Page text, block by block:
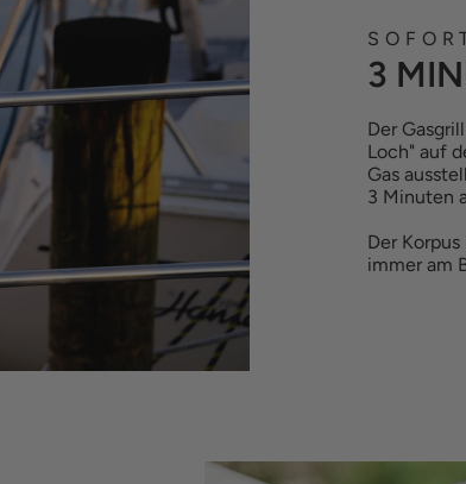
3
Der
Loch" auf
Gas
3 Minuten
Der
immer am